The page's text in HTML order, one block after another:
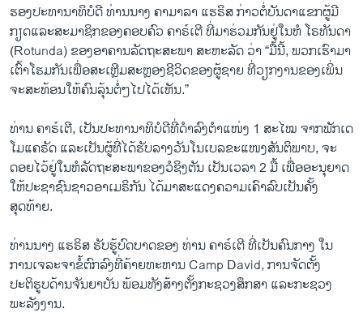
ຮອງປະທານາທິບໍດີ ທ່ານນາງ ຄາມາລາ ແຮຣິສ ກ່າວຕໍ່ບັນດາແຂກຜູ້ມີ
ກຽດແລະສະມາຊິກຂອງຄອບຄົວ ຄາຣ໌ເຕີ ທີ່ມາຮ່ວມກັນຢູ່ໃນຫໍ ໂຣທັນດາ
(Rotunda) ຂອງອາຄານລັດຖະສະພາ ສະຫະລັດ ວ່າ “ມື້ນີ້, ພວກເຮົາມາ
ເຕົ້າໂຮມກັນເພື່ອສະເຫຼີມສະຫຼອງຊີວິດຂອງຜູ້ຊາຍ ທີ່ວຽກງານຂອງເພິ່ນ
ຈະສະທ້ອນໃຫ້ຄົນລຸ້ນຕໍ່ໆໄປໄດ້ເຫັນ.”
ທ່ານ ຄາຣ໌ເຕີ, ເປັນປະທານາທິບໍດີທີ່ດໍາລົງຕໍາແໜ່ງ 1 ສະໄໝ ຈາກພັກເດ
ໂມແຄຣັດ ແລະເປັນຜູ້ທີ່ໄດ້ຮັບລາງວັນໂນເບລຂະແໜງສັນຕິພາບ, ຈະ
ດອຍໄວ້ຢູ່ໃນຫໍລັດຖະສະພາຂອງວໍຊິງຕັນ ເປັນເວລາ 2 ມື້ ເພື່ອອະນຸຍາດ
ໃຫ້ປະຊາຊົນຊາວອາເມຣິກັນ ໄດ້ມາສະແດງຄວາມເຄົາລົບເປັນຄັ້ງ
ສຸດທ້າຍ.
ທ່ານນາງ ແຮຣິສ ຮັບຮູ້ບົດບາດຂອງ ທ່ານ ຄາຣ໌ເຕີ ທີ່ເປັນຄົນກາງ ໃນ
ການເຈລະຈາຂໍ້ຕົກລົງທີ່ຄ້າຍທະຫານ Camp David, ການຈັດຕັ້ງ
ປະຕິຮູບດ້ານຈັນຍາບັນ ພ້ອມທັງສ້າງຕັ້ງກະຊວງສຶກສາ ແລະກະຊວງ
ພະລັງງານ.